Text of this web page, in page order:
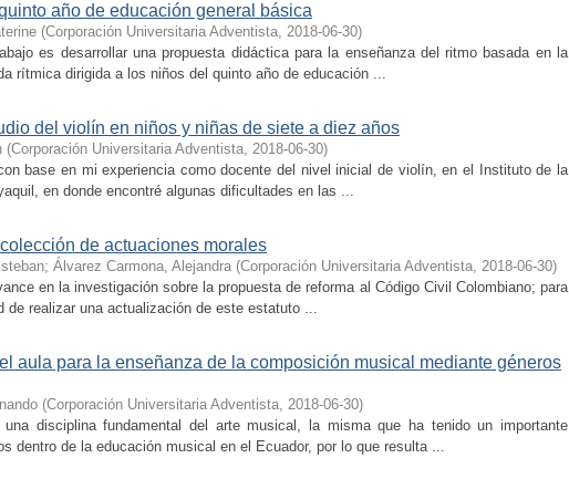
año de educación general básica
(Corporación Universitaria Adventista, 2018-06-30)
es desarrollar una propuesta didáctica para la enseñanza del ritmo basada en la
rítmica dirigida a los niños del quinto año de educación ...
del violín en niños y niñas de siete a diez años
(Corporación Universitaria Adventista, 2018-06-30)
base en mi experiencia como docente del nivel inicial de violín, en el Instituto de la
en donde encontré algunas dificultades en las ...
de actuaciones morales
; Álvarez Carmona, Alejandra (Corporación Universitaria Adventista, 2018-06-30)
en la investigación sobre la propuesta de reforma al Código Civil Colombiano; para
de realizar una actualización de este estatuto ...
aula para la enseñanza de la composición musical mediante géneros
(Corporación Universitaria Adventista, 2018-06-30)
una disciplina fundamental del arte musical, la misma que ha tenido un importante
dentro de la educación musical en el Ecuador, por lo que resulta ...